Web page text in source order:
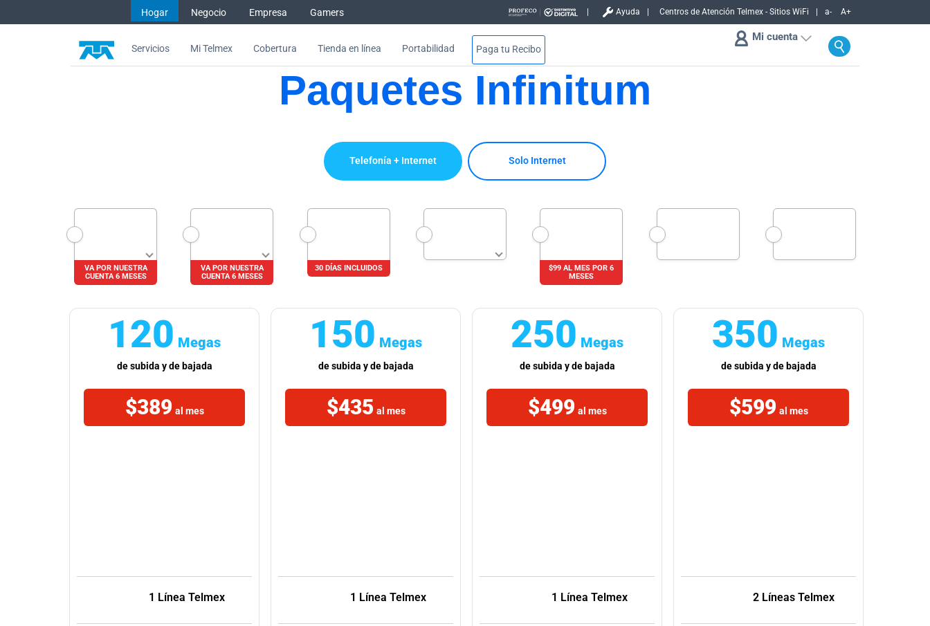
Hogar Negocio Empresa Gamers Ayuda Centros de Atención Telmex - Sitios WiFi a- A+
Servicios Mi Telmex Cobertura Tienda en línea Portabilidad Paga tu Recibo
Mi cuenta
Aumenta tu velocidad y Netflix - HogarPaquetes Infinitum
Telefonía + Internet Solo Internet
VA POR NUESTRA
CUENTA 6 MESES
VA POR NUESTRA
CUENTA 6 MESES
30 DÍAS INCLUIDOS
$99 AL MES POR 6
MESES
120 Megas
de subida y de bajada
$389 al mes
1 Línea Telmex
150 Megas
de subida y de bajada
$435 al mes
1 Línea Telmex
250 Megas
de subida y de bajada
$499 al mes
1 Línea Telmex
350 Megas
de subida y de bajada
$599 al mes
2 Líneas Telmex